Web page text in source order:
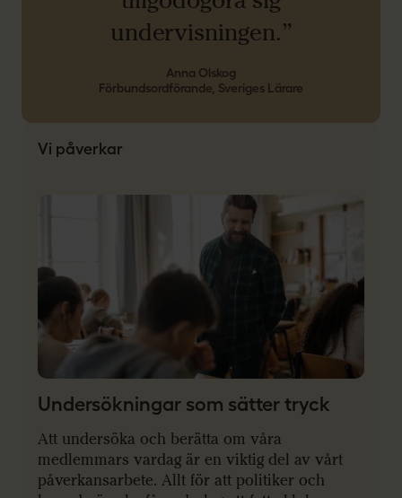
undervisningen.”
Anna Olskog
Förbundsordförande, Sveriges Lärare
Vi påverkar
Undersökningar som sätter tryck
Att undersöka och berätta om våra
medlemmars vardag är en viktig del av vårt
påverkansarbete. Allt för att politiker och